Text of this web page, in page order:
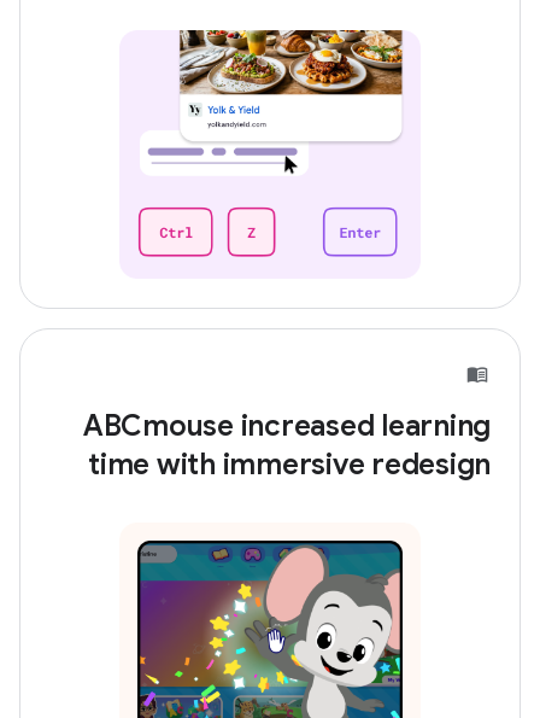
ABCmouse increased learning
time with immersive redesign